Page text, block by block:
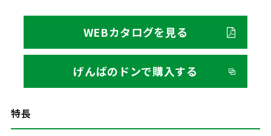
WEBカタログを見る
げんばのドンで購入する
特長